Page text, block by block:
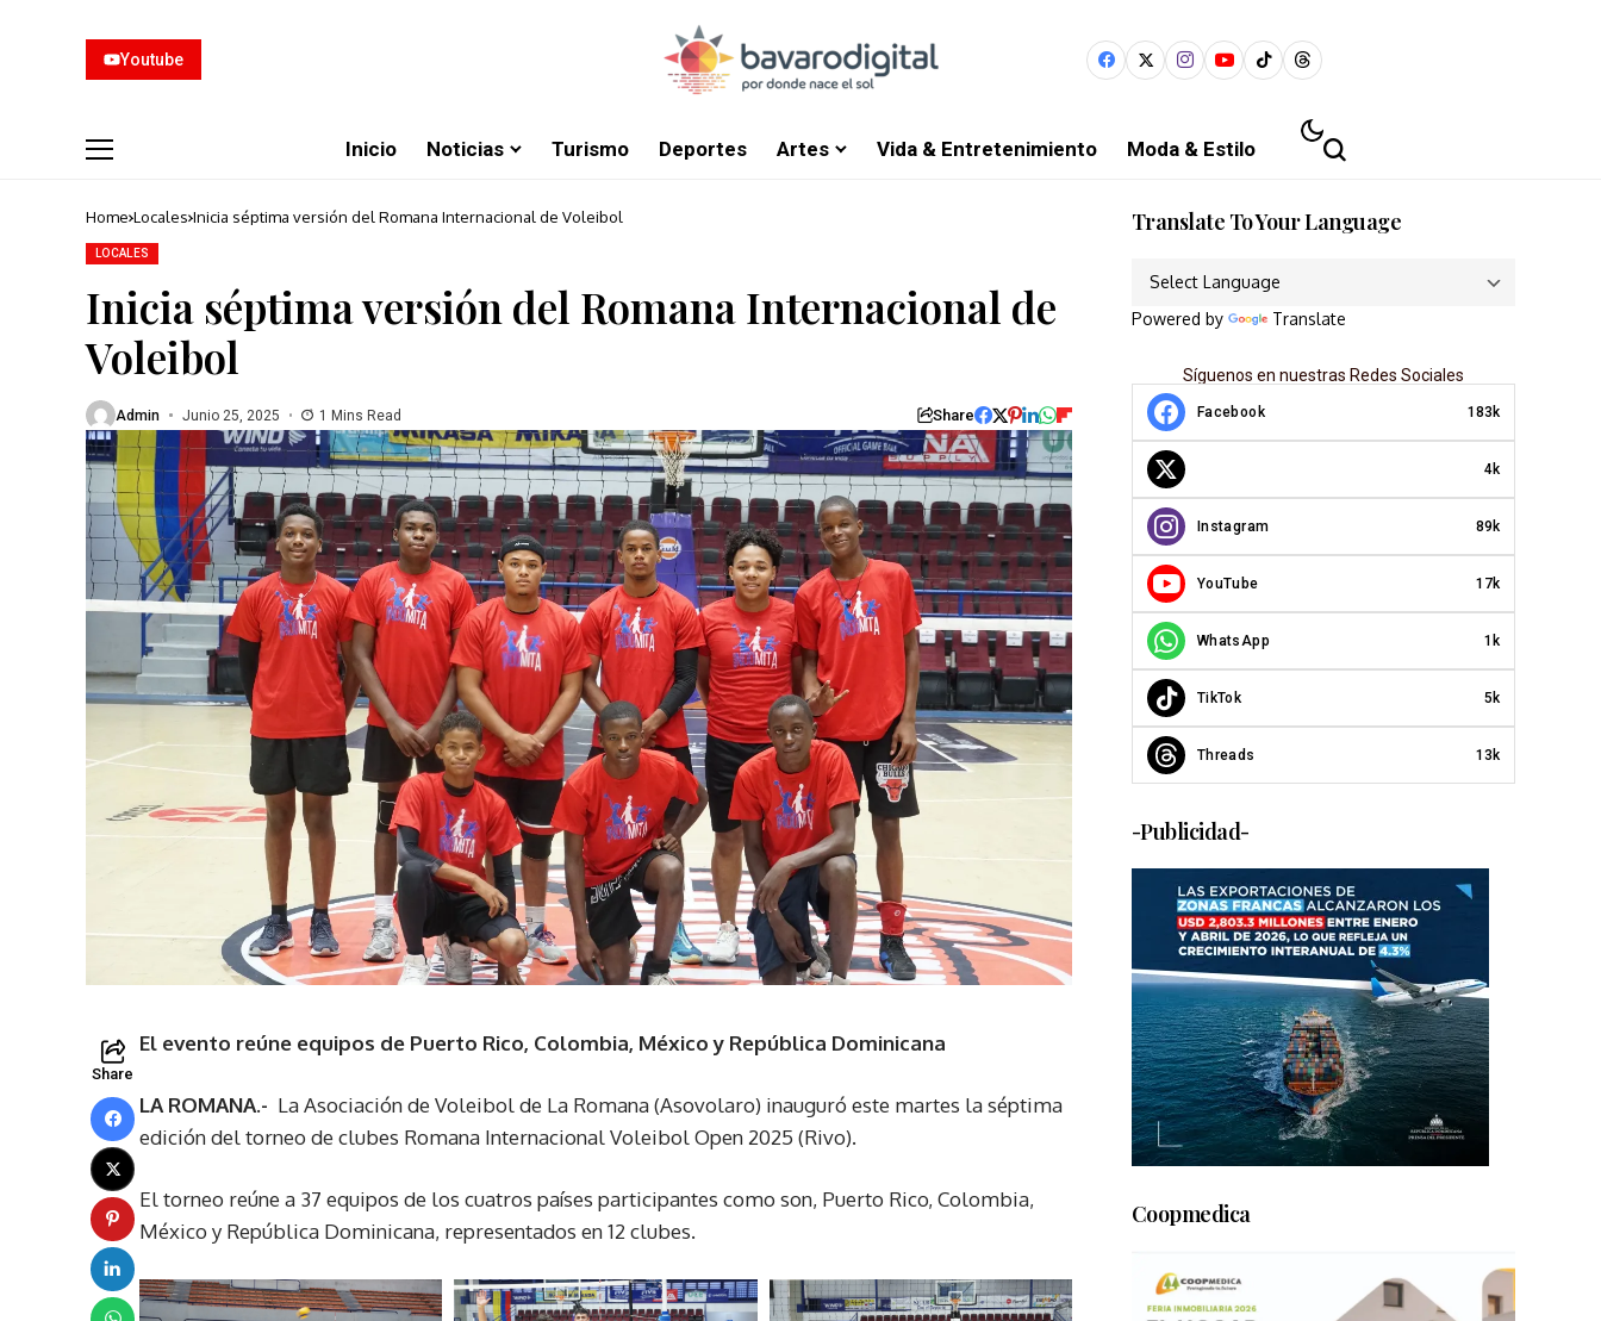
Youtube
Inicio Noticias Turismo Deportes Artes Vida & Entretenimiento Moda & Estilo
Home Locales Inicia séptima versión del Romana Internacional de Voleibol
LOCALES
Inicia séptima versión del Romana Internacional de
Voleibol
Admin Junio 25, 2025 1 Mins Read Share
Share
El evento reúne equipos de Puerto Rico, Colombia, México y República Dominicana
LA ROMANA.- La Asociación de Voleibol de La Romana (Asovolaro) inauguró este martes la séptima
edición del torneo de clubes Romana Internacional Voleibol Open 2025 (Rivo).
El torneo reúne a 37 equipos de los cuatros países participantes como son, Puerto Rico, Colombia,
México y República Dominicana, representados en 12 clubes.
Translate To Your Language
Powered by Translate
Síguenos en nuestras Redes Sociales
Facebook 183k
4k
Instagram 89k
YouTube 17k
WhatsApp 1k
TikTok 5k
Threads 13k
-Publicidad-
Coopmedica